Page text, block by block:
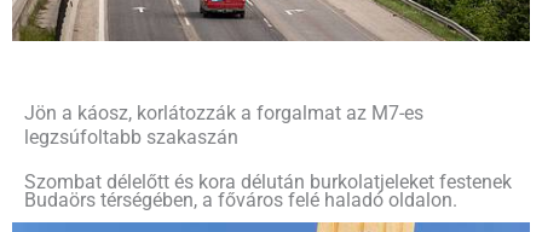
Jön a káosz, korlátozzák a forgalmat az M7-es
legzsúfoltabb szakaszán
Szombat délelőtt és kora délután burkolatjeleket festenek
Budaörs térségében, a főváros felé haladó oldalon.